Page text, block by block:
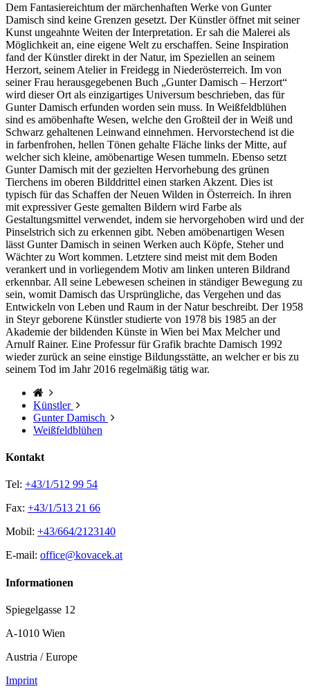
Dem Fantasiereichtum der märchenhaften Werke von Gunter
Damisch sind keine Grenzen gesetzt. Der Künstler öffnet mit seiner
Kunst ungeahnte Weiten der Interpretation. Er sah die Malerei als
Möglichkeit an, eine eigene Welt zu erschaffen. Seine Inspiration
fand der Künstler direkt in der Natur, im Speziellen an seinem
Herzort, seinem Atelier in Freidegg in Niederösterreich. Im von
seiner Frau herausgegebenen Buch „Gunter Damisch – Herzort“
wird dieser Ort als einzigartiges Universum beschrieben, das für
Gunter Damisch erfunden worden sein muss. In Weißfeldblühen
sind es amöbenhafte Wesen, welche den Großteil der in Weiß und
Schwarz gehaltenen Leinwand einnehmen. Hervorstechend ist die
in farbenfrohen, hellen Tönen gehalte Fläche links der Mitte, auf
welcher sich kleine, amöbenartige Wesen tummeln. Ebenso setzt
Gunter Damisch mit der gezielten Hervorhebung des grünen
Tierchens im oberen Bilddrittel einen starken Akzent. Dies ist
typisch für das Schaffen der Neuen Wilden in Österreich. In ihren
mit expressiver Geste gemalten Bildern wird Farbe als
Gestaltungsmittel verwendet, indem sie hervorgehoben wird und der
Pinselstrich sich zu erkennen gibt. Neben amöbenartigen Wesen
lässt Gunter Damisch in seinen Werken auch Köpfe, Steher und
Wächter zu Wort kommen. Letztere sind meist mit dem Boden
verankert und in vorliegendem Motiv am linken unteren Bildrand
erkennbar. All seine Lebewesen scheinen in ständiger Bewegung zu
sein, womit Damisch das Ursprüngliche, das Vergehen und das
Entwickeln von Leben und Raum in der Natur beschreibt. Der 1958
in Steyr geborene Künstler studierte von 1978 bis 1985 an der
Akademie der bildenden Künste in Wien bei Max Melcher und
Arnulf Rainer. Eine Professur für Grafik brachte Damisch 1992
wieder zurück an seine einstige Bildungsstätte, an welcher er bis zu
seinem Tod im Jahr 2016 regelmäßig tätig war.
Künstler
Gunter Damisch
Weißfeldblühen
Kontakt
Tel: +43/1/512 99 54
Fax: +43/1/513 21 66
Mobil: +43/664/2123140
E-mail: office@kovacek.at
Informationen
Spiegelgasse 12
A-1010 Wien
Austria / Europe
Imprint